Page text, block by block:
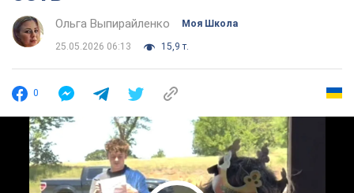
Ольга Выпирайленко Моя Школа
25.05.2026 06:13 15,9 т.
0